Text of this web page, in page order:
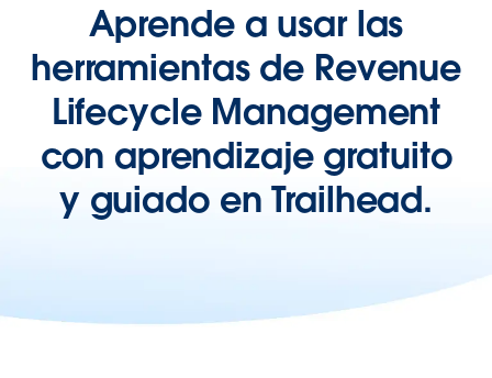
Aprende a usar las
herramientas de Revenue
Lifecycle Management
con aprendizaje gratuito
y guiado en Trailhead.